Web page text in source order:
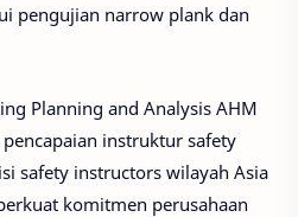
pengujian narrow plank dan
Planning and Analysis AHM
instruktur safety
safety instructors wilayah Asia
komitmen perusahaan